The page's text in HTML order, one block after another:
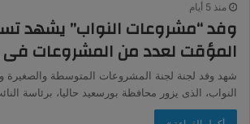
منذ 5 أيام
وفد “مشروعات النواب” يشهد
المؤقت لعدد من المشروعات فى
شهد وفد لجنة لجنة المشروعات المتوسطة والصغيرة
النواب، الذى يزور محافظة بورسعيد حاليا، برئاسة